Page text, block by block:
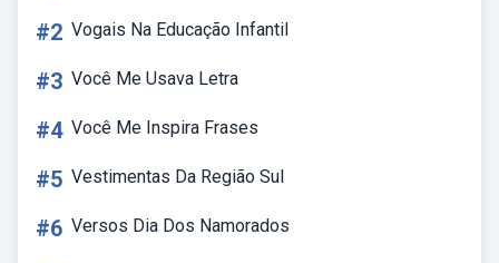
#2 Vogais Na Educação Infantil
#3 Você Me Usava Letra
#4 Você Me Inspira Frases
#5 Vestimentas Da Região Sul
#6 Versos Dia Dos Namorados